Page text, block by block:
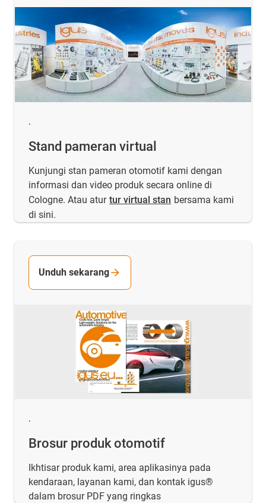
.
Stand pameran virtual
Kunjungi stan pameran otomotif kami dengan
informasi dan video produk secara online di
Cologne. Atau atur tur virtual stan bersama kami
di sini.
.
Brosur produk otomotif
Ikhtisar produk kami, area aplikasinya pada
kendaraan, layanan kami, dan kontak igus®
dalam brosur PDF yang ringkas
Unduh sekarang